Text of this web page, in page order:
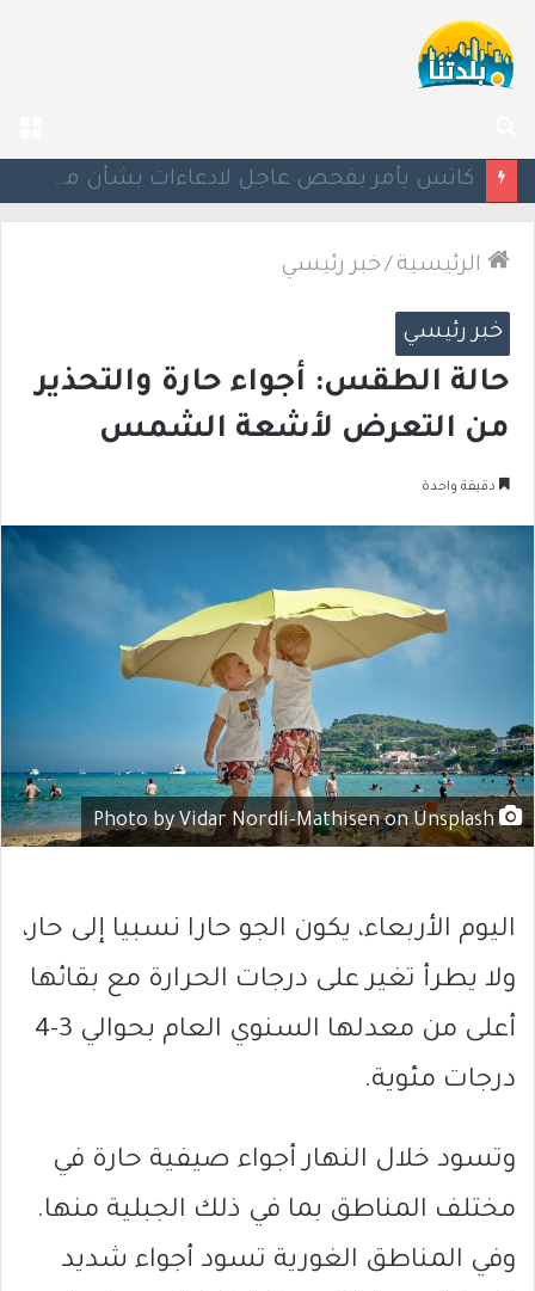
عن
إستعدوا : موجة حر جديدة تضرب البلاد
الرئيسية /خبر رئيسي
خبر رئيسي
حالة الطقس: أجواء حارة والتحذير
من التعرض لأشعة الشمس
دقيقة واحدة
Photo by Vidar Nordli-Mathisen on Unsplash
اليوم الأربعاء، يكون الجو حارا نسبيا إلى حار،
ولا يطرأ تغير على درجات الحرارة مع بقائها
أعلى من معدلها السنوي العام بحوالي 3-4
درجات مئوية.
وتسود خلال النهار أجواء صيفية حارة في
مختلف المناطق بما في ذلك الجبلية منها.
وفي المناطق الغورية تسود أجواء شديد